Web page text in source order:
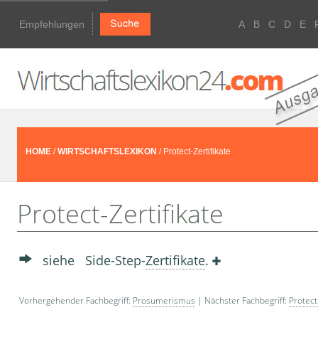
Empfehlungen A B C D E
HOME /WIRTSCHAFTSLEXIKON / Protect-Zertifikate
Protect-Zertifikate
siehe Side-Step-Zertifikate.
Vorhergehender Fachbegriff: Prosumerismus | Nächster Fachbegriff: